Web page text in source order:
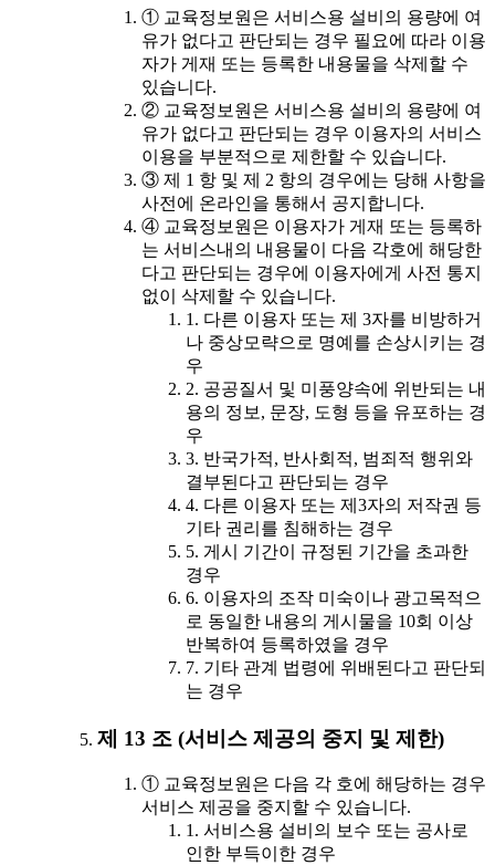
① 교육정보원은 서비스용 설비의 용량에 여
유가 없다고 판단되는 경우 필요에 따라 이용
자가 게재 또는 등록한 내용물을 삭제할 수
있습니다.
② 교육정보원은 서비스용 설비의 용량에 여
유가 없다고 판단되는 경우 이용자의 서비스
이용을 부분적으로 제한할 수 있습니다.
③ 제 1 항 및 제 2 항의 경우에는 당해 사항을
사전에 온라인을 통해서 공지합니다.
④ 교육정보원은 이용자가 게재 또는 등록하
는 서비스내의 내용물이 다음 각호에 해당한
다고 판단되는 경우에 이용자에게 사전 통지
없이 삭제할 수 있습니다.
1. 다른 이용자 또는 제 3자를 비방하거
나 중상모략으로 명예를 손상시키는 경
우
2. 공공질서 및 미풍양속에 위반되는 내
용의 정보, 문장, 도형 등을 유포하는 경
우
3. 반국가적, 반사회적, 범죄적 행위와
결부된다고 판단되는 경우
4. 다른 이용자 또는 제3자의 저작권 등
기타 권리를 침해하는 경우
5. 게시 기간이 규정된 기간을 초과한
경우
6. 이용자의 조작 미숙이나 광고목적으
로 동일한 내용의 게시물을 10회 이상
반복하여 등록하였을 경우
7. 기타 관계 법령에 위배된다고 판단되
는 경우
제 13 조 (서비스 제공의 중지 및 제한)
① 교육정보원은 다음 각 호에 해당하는 경우
서비스 제공을 중지할 수 있습니다.
1. 서비스용 설비의 보수 또는 공사로
인한 부득이한 경우